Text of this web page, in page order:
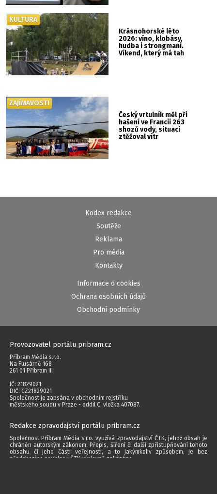
Krásnohorské léto
2026: víno, klobásy,
hudba i strongmani.
Víkend, který má tah
KULTURA
Český vrtulník měl při
hašení ve Francii 263
shozů vody, situaci
ztěžoval vítr
ZAJÍMAVOSTI
Kodex redakce
Soutěže
Reklama
Pro média
Kontakty
Informace o cookies
Ochrana osobních údajů
Obchodní podmínky
Provozovatel portálu pribram.cz
Příbram Média s.r.o.
Na Flusárně 168
261 01 Příbram III
IČ: 21829021
DIČ: CZ21829021
Společnost je zapsána v obchodním rejstříku
městského soudu v Praze - oddíl C, vložka 407087.
Redakce zpravodajství portálu pribram.cz
Společnost Příbram Média s.r.o. využívá zpravodajství ČTK, jehož obsah je
chráněn autorským zákonem. Přepis, šíření či další zpřístupňování tohoto
obsahu či jeho části veřejnosti, a to jakýmkoliv způsobem, je bez
předchozího souhlasu ČTK výslovně zakázáno.